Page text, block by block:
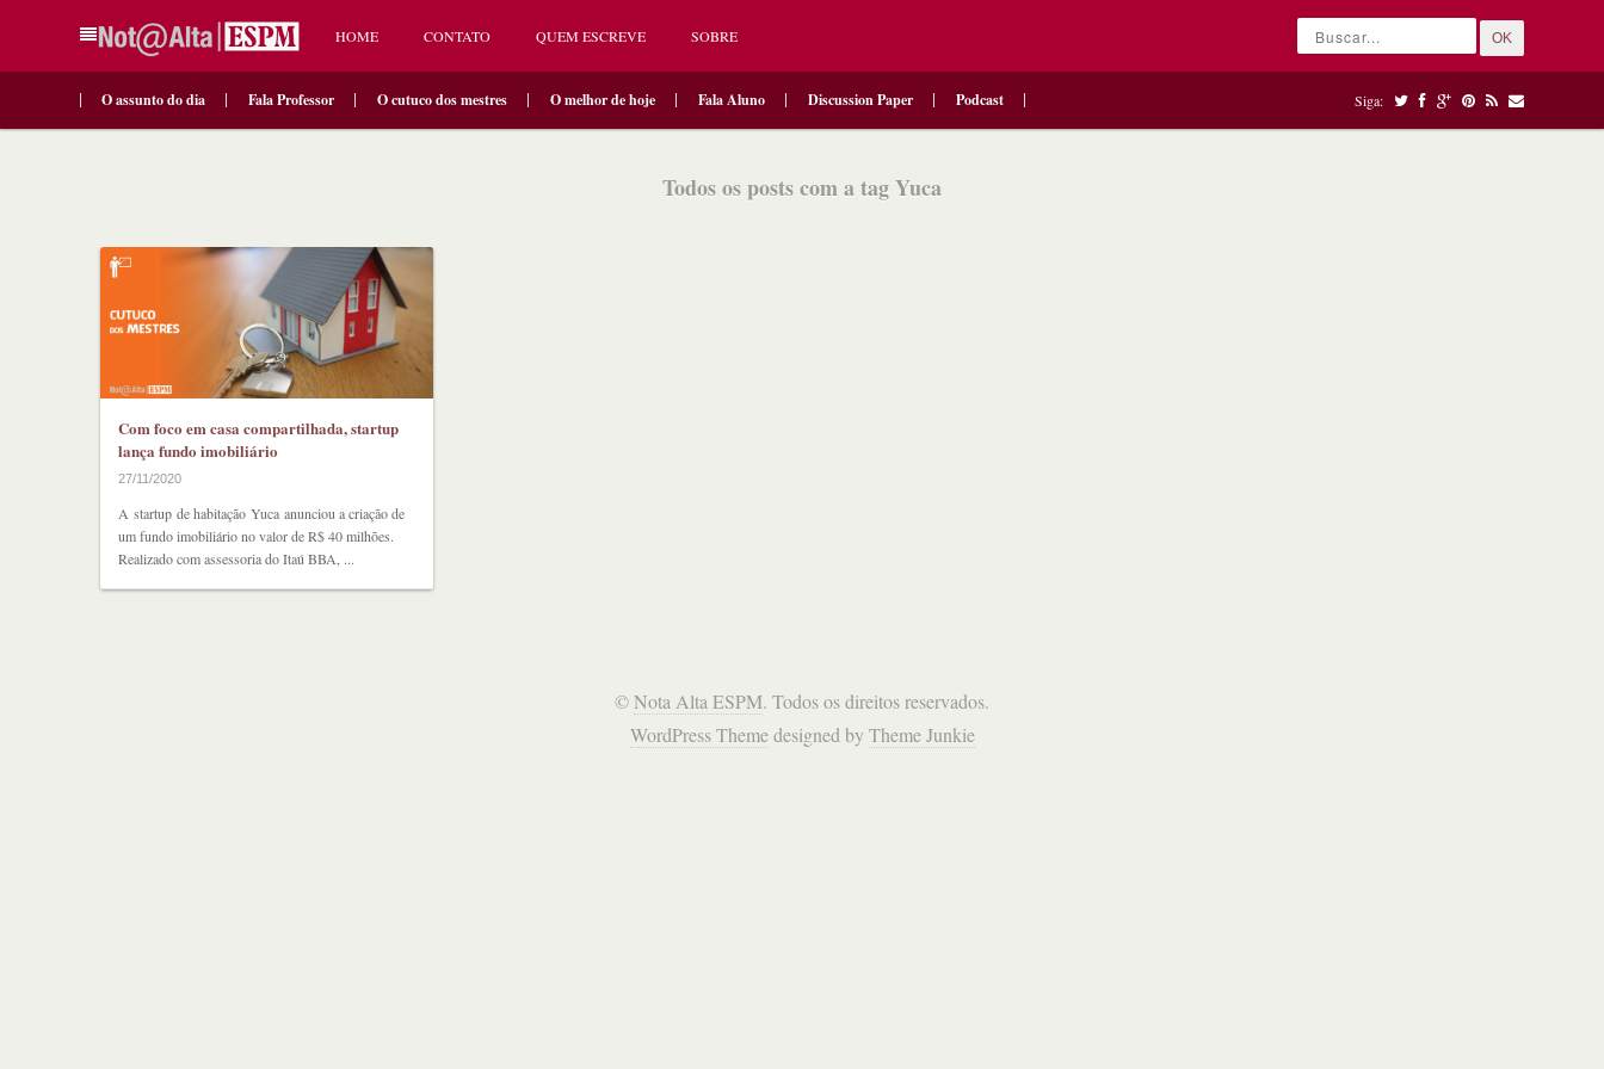
HOME CONTATO QUEM ESCREVE SOBRE OK
O assunto do dia Fala Professor O cutuco dos mestres O melhor de hoje Fala Aluno Discussion Paper Podcast Siga:
Todos os posts com a tag Yuca
Com foco em casa compartilhada, startup
lança fundo imobiliário
27/11/2020
A startup de habitação Yuca anunciou a criação de
um fundo imobiliário no valor de R$ 40 milhões.
Realizado com assessoria do Itaú BBA, ...
©Nota Alta ESPM. Todos os direitos reservados.
WordPress Themedesigned by Theme Junkie